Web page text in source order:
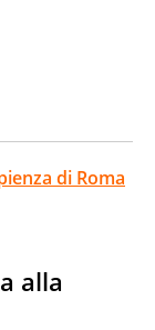
di Roma
alla